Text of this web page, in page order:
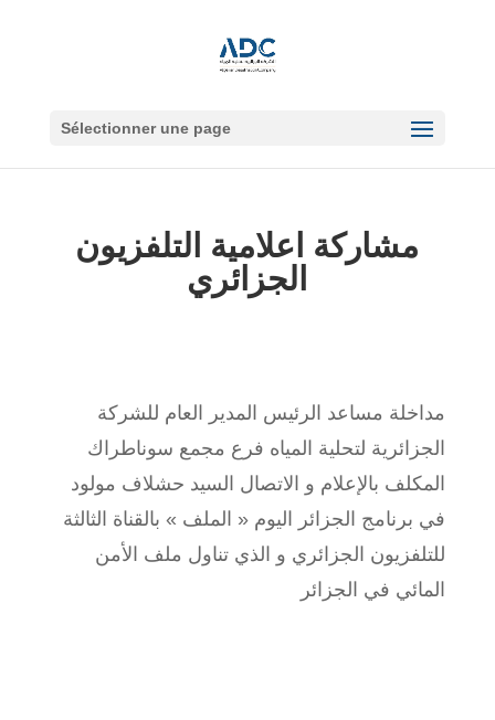
Sélectionner une page
مشاركة اعلامية التلفزيون
الجزائري
مداخلة مساعد الرئيس المدير العام للشركة
الجزائرية لتحلية المياه فرع مجمع سوناطراك
المكلف بالإعلام و الاتصال السيد حشلاف مولود
في برنامج الجزائر اليوم « الملف » بالقناة الثالثة
للتلفزيون الجزائري و الذي تناول ملف الأمن
المائي في الجزائر